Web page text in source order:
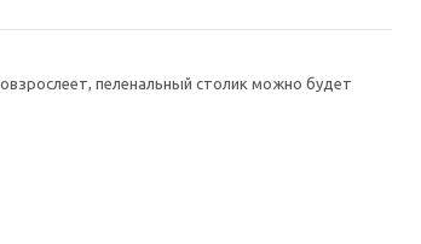
пеленальный столик можно будет